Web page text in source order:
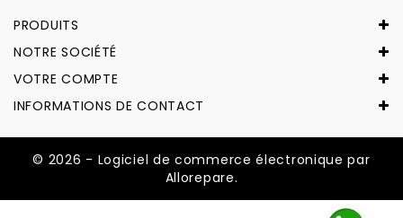
PRODUITS
NOTRE SOCIÉTÉ
VOTRE COMPTE
INFORMATIONS DE CONTACT
© 2026 - Logiciel de commerce électronique par
Allorepare.